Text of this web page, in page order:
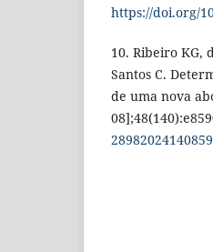
https://doi.org/
10. Ribeiro KG,
Santos C.
de uma nova